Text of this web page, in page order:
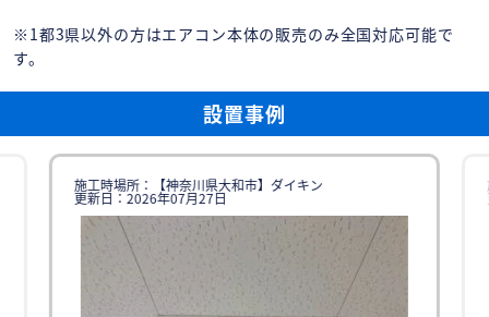
※1都3県以外の方はエアコン本体の販売のみ全国対応可能で
す。
設置事例
施工時場所：【神奈川県大和市】ダイキン
更新日：2026年07月27日